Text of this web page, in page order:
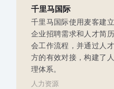
千里马国际
千里马国际使用麦客建
企业招聘需求和人才简
会工作流程，并通过人
方的有效对接，构建了
理体系。
人力资源